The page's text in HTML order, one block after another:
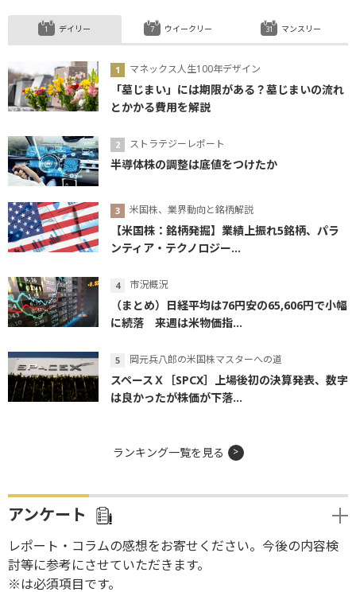
デイリー
マネックス人生100年デザイン
「墓じまい」には期限がある？墓じまいの流れ
とかかる費用を解説
ストラテジーレポート
半導体株の調整は底値をつけたか
米国株、業界動向と銘柄解説
【米国株：銘柄発掘】業績上振れ5銘柄、パラ
ンティア・テクノロジー...
市況概況
（まとめ）日経平均は76円安の65,606円で小幅
に続落 来週は米物価指...
岡元兵八郎の米国株マスターへの道
スペースＸ［SPCX］上場後初の決算発表、数字
は良かったが株価が下落...
ウイークリー マンスリー
ランキング一覧を見る
アンケート
レポート・コラムの感想をお寄せください。今後の内容検
討等に参考にさせていただきます。
※は必須項目です。